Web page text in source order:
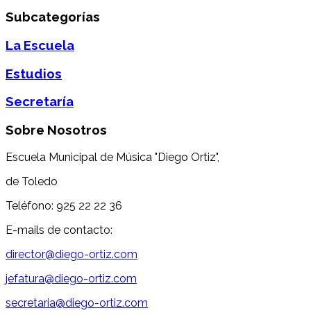
Subcategorías
La Escuela
Estudios
Secretaría
Sobre Nosotros
Escuela Municipal de Música "Diego Ortiz",
de Toledo
Teléfono: 925 22 22 36
E-mails de contacto:
director@diego-ortiz.com
jefatura@diego-ortiz.com
secretaria@diego-ortiz.com